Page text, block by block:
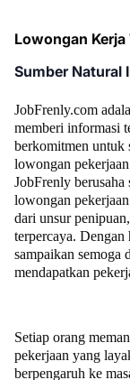
Lowongan
Sumber Natural
JobFrenly.com
memberi informasi
berkomitmen untuk
lowongan
JobFrenly
lowongan
dari unsur
terpercaya.
sampaikan semoga
mendapatkan
Setiap orang
pekerjaan yang
berpengaruh ke